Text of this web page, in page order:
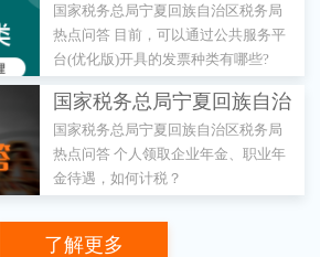
区税务局 热点问答 目前，
可以通过公共服务平台(优化
版)开具的发票种类有哪些?
国家税务总局宁夏回族自治区税务局
热点问答 目前，可以通过公共服务平
台(优化版)开具的发票种类有哪些?
国家税务总局宁夏回族自治
区税务局 热点问答 个人领
取企业年金、职业年金待
遇，如何计税？
国家税务总局宁夏回族自治区税务局
热点问答 个人领取企业年金、职业年
金待遇，如何计税？
了解更多